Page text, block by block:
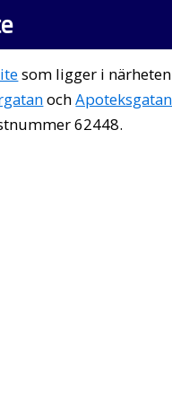
som ligger i närheten
ochApoteksgatan
62448.